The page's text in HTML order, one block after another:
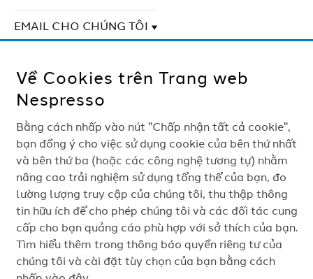
EMAIL CHO CHÚNG TÔI
Theo dõi Nespresso trên
Lên đầu trang
Về Cookies trên Trang web
Nespresso
Bằng cách nhấp vào nút "Chấp nhận tất cả cookie",
bạn đồng ý cho việc sử dụng cookie của bên thứ nhất
và bên thứ ba (hoặc các công nghệ tương tự) nhằm
nâng cao trải nghiệm sử dụng tổng thể của bạn, đo
lường lượng truy cập của chúng tôi, thu thập thông
tin hữu ích để cho phép chúng tôi và các đối tác cung
cấp cho bạn quảng cáo phù hợp với sở thích của bạn.
Tìm hiểu thêm trong thông báo quyền riêng tư của
chúng tôi và cài đặt tùy chọn của bạn bằng cách